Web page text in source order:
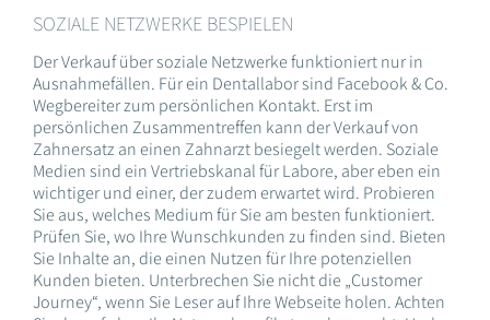
SOZIALE NETZWERKE BESPIELEN
Der Verkauf über soziale Netzwerke funktioniert nur in
Ausnahmefällen. Für ein Dentallabor sind Facebook & Co.
Wegbereiter zum persönlichen Kontakt. Erst im
persönlichen Zusammentreffen kann der Verkauf von
Zahnersatz an einen Zahnarzt besiegelt werden. Soziale
Medien sind ein Vertriebskanal für Labore, aber eben ein
wichtiger und einer, der zudem erwartet wird. Probieren
Sie aus, welches Medium für Sie am besten funktioniert.
Prüfen Sie, wo Ihre Wunschkunden zu finden sind. Bieten
Sie Inhalte an, die einen Nutzen für Ihre potenziellen
Kunden bieten. Unterbrechen Sie nicht die „Customer
Journey“, wenn Sie Leser auf Ihre Webseite holen. Achten